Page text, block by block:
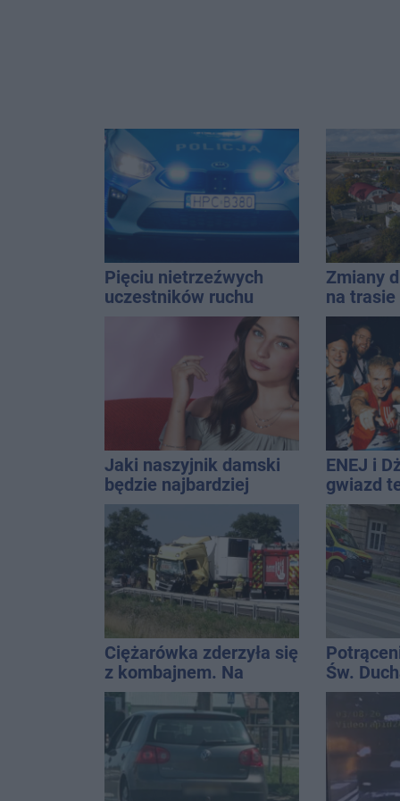
Pięciu nietrzeźwych
uczestników ruchu
wpadło w ręce policji.
Rekordzista miał 2,6
Zmiany
na
Jaki naszyjnik damski
będzie najbardziej
uniwersalny? Modele,
które pasują do wielu
stylizacji
ENEJ i
gwiazd
święta
Ciężarówka zderzyła się
z kombajnem. Na
miejscu lądował
śmigłowiec LPR
Św.
szpitala